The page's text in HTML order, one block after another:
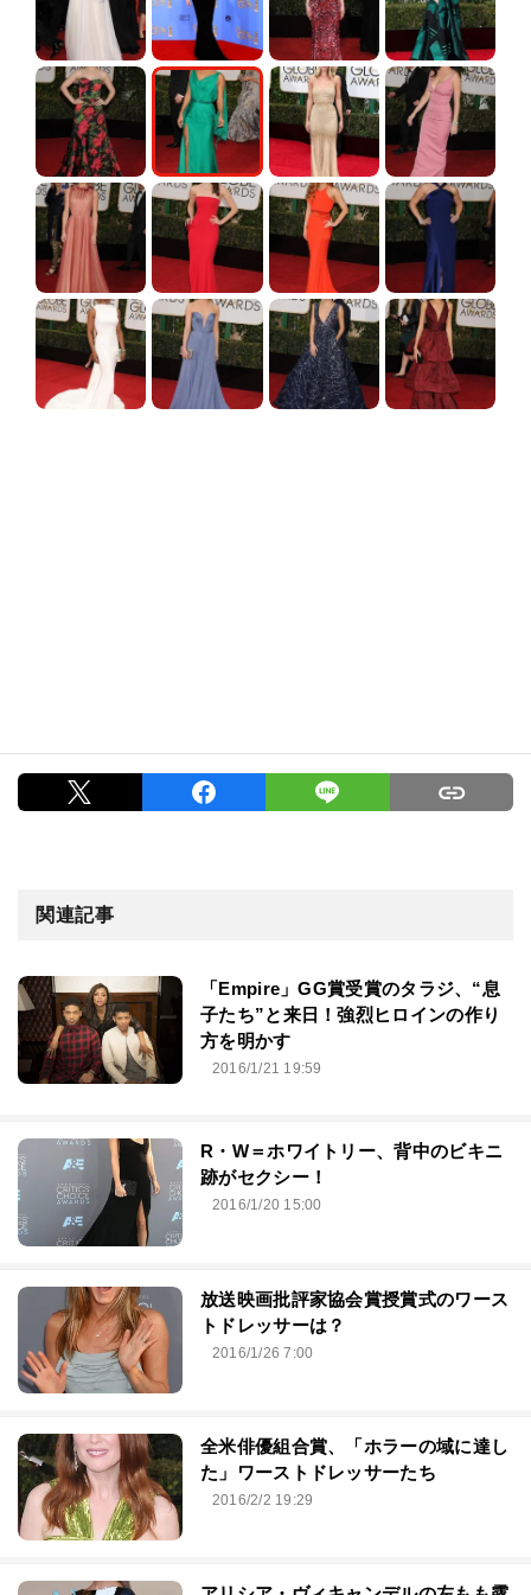
関連記事
「Empire」GG賞受賞のタラジ、“息
子たち”と来日！強烈ヒロインの作り
方を明かす
2016/1/21 19:59
R・W＝ホワイトリー、背中のビキニ
跡がセクシー！
2016/1/20 15:00
放送映画批評家協会賞授賞式のワース
トドレッサーは？
2016/1/26 7:00
全米俳優組合賞、「ホラーの域に達し
た」ワーストドレッサーたち
2016/2/2 19:29